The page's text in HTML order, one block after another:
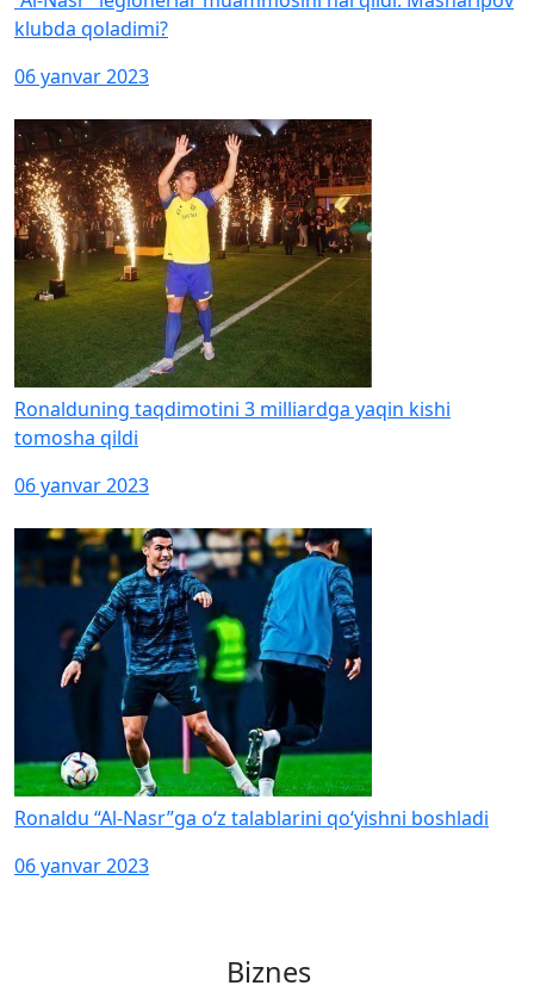
klubda qoladimi?
06 yanvar 2023
Ronalduning taqdimotini 3 milliardga yaqin kishi
tomosha qildi
06 yanvar 2023
Ronaldu “Al-Nasr”ga o‘z talablarini qo‘yishni boshladi
06 yanvar 2023
Biznes